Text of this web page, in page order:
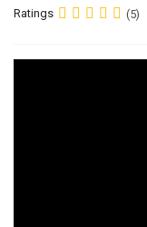
Ratings (5)